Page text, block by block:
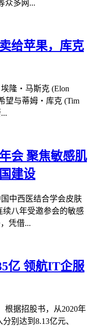
众多网...
给苹果，库克
隆・马斯克 (Elon
望与蒂姆・库克 (Tim
会 聚焦敏感肌
建设
中西医结合学会皮肤
八年受邀参会的敏感
凭借...
亿 领航IT企服
根据招股书，从2020年
别达到8.13亿元、